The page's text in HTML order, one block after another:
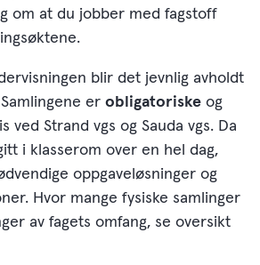
om at du jobber med fagstoff
blir det jevnlig avholdt
er obligatoriske og
ved Strand vgs og Sauda vgs. Da
i klasserom over en hel dag,
oppgaveløsninger og
Hvor mange fysiske samlinger
av fagets omfang, se oversikt